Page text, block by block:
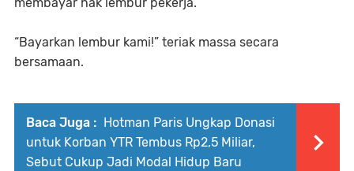
“Bayarkan lembur kami!” teriak massa secara
bersamaan.
Baca Juga : Hotman Paris Ungkap Donasi
untuk Korban YTR Tembus Rp2,5 Miliar,
Sebut Cukup Jadi Modal Hidup Baru